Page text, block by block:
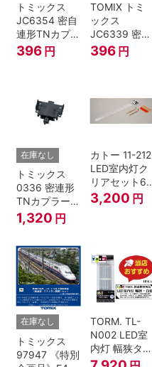
トミックス
JC6354 密自
連形TNカプラ
ーSP・黒(キ
ハ52-100用)
396 円
TOMIX トミ
ックス
JC6339 密連
形TNカプラー
(SP・グレ
転台側) 鉄道
模型 Nゲージ
396 円
在庫なし
トミックス
0336 密連形
TNカプラー
(6個・SP・
黒)
1,320 円
カトー 11-212
LED室内灯ク
リアセット6
入 Nゲージ
3,200 円
在庫なし
トミックス
97947 《特別
TORM. TL-
N002 LED室
内灯 幅狭タイ
プ・白色 10本